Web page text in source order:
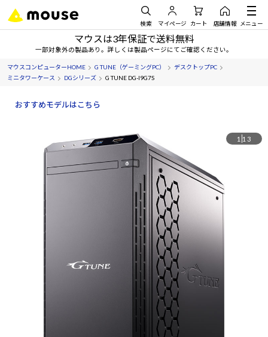
検索 マイページ カート 店舗情報 メニュー
マウスは3年保証で送料無料
一部対象外の製品あり。詳しくは製品ページにてご確認ください。
マウスコンピューターHOME G TUNE（ゲーミングPC）
デスクトップPC
ミニタワーケース
DGシリーズ G TUNE DG-I9G7S
おすすめモデルはこちら
1 13